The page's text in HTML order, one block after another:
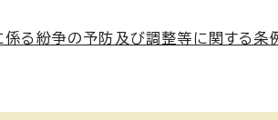
る紛争の予防及び調整等に関する条